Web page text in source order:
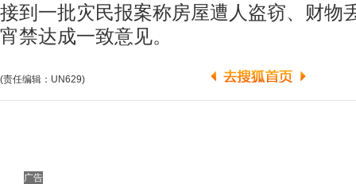
接到一批灾民报案称房屋遭人盗窃、财物
宵禁达成一致意见。
(责任编辑：UN629)
广告